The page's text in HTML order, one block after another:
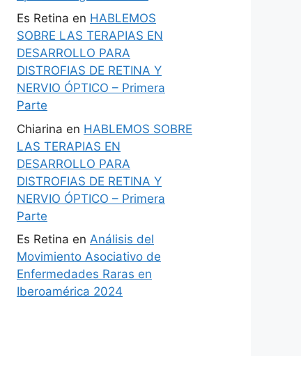
Es Retina en HABLEMOS
SOBRE LAS TERAPIAS EN
DESARROLLO PARA
DISTROFIAS DE RETINA Y
NERVIO ÓPTICO – Primera
Parte
Chiarina en HABLEMOS SOBRE
LAS TERAPIAS EN
DESARROLLO PARA
DISTROFIAS DE RETINA Y
NERVIO ÓPTICO – Primera
Parte
Es Retina en Análisis del
Movimiento Asociativo de
Enfermedades Raras en
Iberoamérica 2024